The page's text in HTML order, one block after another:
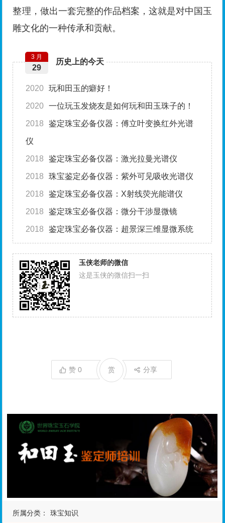
整理，做出一套完整的作品档案，这就是对中国玉
雕文化的一种传承和贡献。
历史上的今天
3 月
29
2020 玩和田玉的癖好！
2020 一位玩玉发烧友是如何玩和田玉珠子的！
2018 鉴定珠宝必备仪器：傅立叶变换红外光谱
仪
2018 鉴定珠宝必备仪器：激光拉曼光谱仪
2018 珠宝鉴定必备仪器：紫外可见吸收光谱仪
2018 鉴定珠宝必备仪器：X射线荧光能谱仪
2018 鉴定珠宝必备仪器：微分干涉显微镜
2018 鉴定珠宝必备仪器：超景深三维显微系统
玉侠老师的微信
这是玉侠的微信扫一扫
赞0 分享
赏
所属分类： 珠宝知识